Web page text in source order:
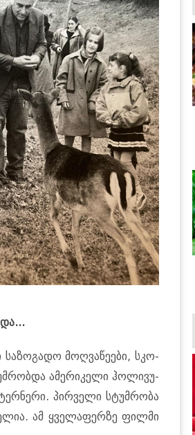
სა­ზო­გა­დო მოღ­ვა­წე­ე­ბი, სკო­
ამე­რი­კე­ლი ჰო­ლი­ვუ­
პირ­ვე­ლი სტუმ­რო­ბა
ამ ყვე­ლა­ფერ­ზე ფილ­მი